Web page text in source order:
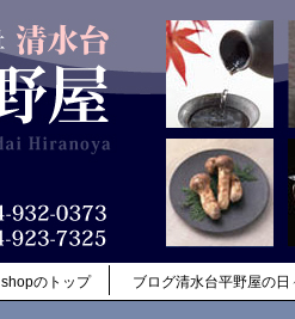
shopのトップ ブログ清水台平野屋の日